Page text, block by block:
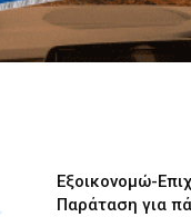
Εξοικονομώ-
Παράταση για